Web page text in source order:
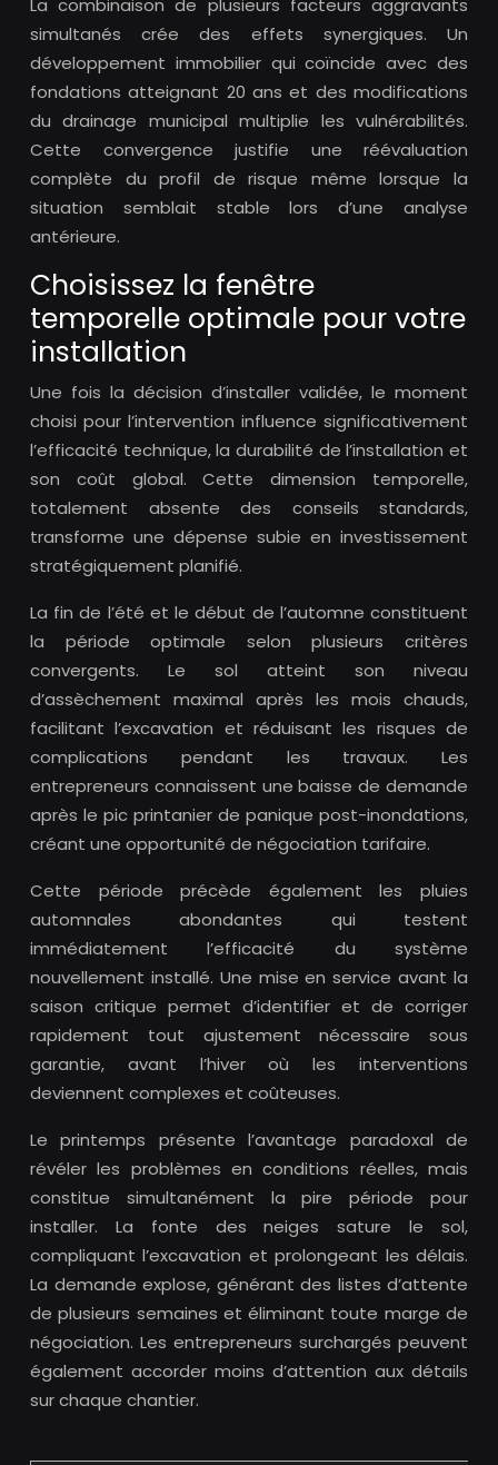
La combinaison de plusieurs facteurs aggravants
simultanés crée des effets synergiques. Un
développement immobilier qui coïncide avec des
fondations atteignant 20 ans et des modifications
du drainage municipal multiplie les vulnérabilités.
Cette convergence justifie une réévaluation
complète du profil de risque même lorsque la
situation semblait stable lors d’une analyse
antérieure.
Choisissez la fenêtre
temporelle optimale pour votre
installation
Une fois la décision d’installer validée, le moment
choisi pour l’intervention influence significativement
l’efficacité technique, la durabilité de l’installation et
son coût global. Cette dimension temporelle,
totalement absente des conseils standards,
transforme une dépense subie en investissement
stratégiquement planifié.
La fin de l’été et le début de l’automne constituent
la période optimale selon plusieurs critères
convergents. Le sol atteint son niveau
d’assèchement maximal après les mois chauds,
facilitant l’excavation et réduisant les risques de
complications pendant les travaux. Les
entrepreneurs connaissent une baisse de demande
après le pic printanier de panique post-inondations,
créant une opportunité de négociation tarifaire.
Cette période précède également les pluies
automnales abondantes qui testent
immédiatement l’efficacité du système
nouvellement installé. Une mise en service avant la
saison critique permet d’identifier et de corriger
rapidement tout ajustement nécessaire sous
garantie, avant l’hiver où les interventions
deviennent complexes et coûteuses.
Le printemps présente l’avantage paradoxal de
révéler les problèmes en conditions réelles, mais
constitue simultanément la pire période pour
installer. La fonte des neiges sature le sol,
compliquant l’excavation et prolongeant les délais.
La demande explose, générant des listes d’attente
de plusieurs semaines et éliminant toute marge de
négociation. Les entrepreneurs surchargés peuvent
également accorder moins d’attention aux détails
sur chaque chantier.